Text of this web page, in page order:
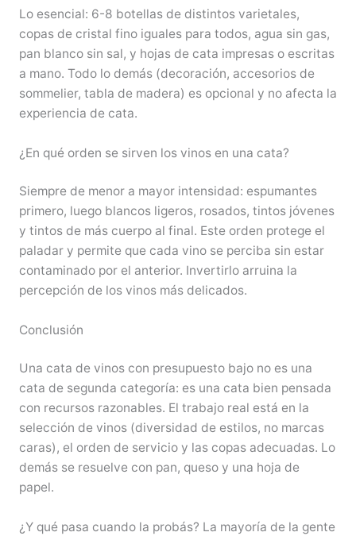
Lo esencial: 6-8 botellas de distintos varietales,
copas de cristal fino iguales para todos, agua sin gas,
pan blanco sin sal, y hojas de cata impresas o escritas
a mano. Todo lo demás (decoración, accesorios de
sommelier, tabla de madera) es opcional y no afecta la
experiencia de cata.
¿En qué orden se sirven los vinos en una cata?
Siempre de menor a mayor intensidad: espumantes
primero, luego blancos ligeros, rosados, tintos jóvenes
y tintos de más cuerpo al final. Este orden protege el
paladar y permite que cada vino se perciba sin estar
contaminado por el anterior. Invertirlo arruina la
percepción de los vinos más delicados.
Conclusión
Una cata de vinos con presupuesto bajo no es una
cata de segunda categoría: es una cata bien pensada
con recursos razonables. El trabajo real está en la
selección de vinos (diversidad de estilos, no marcas
caras), el orden de servicio y las copas adecuadas. Lo
demás se resuelve con pan, queso y una hoja de
papel.
¿Y qué pasa cuando la probás? La mayoría de la gente